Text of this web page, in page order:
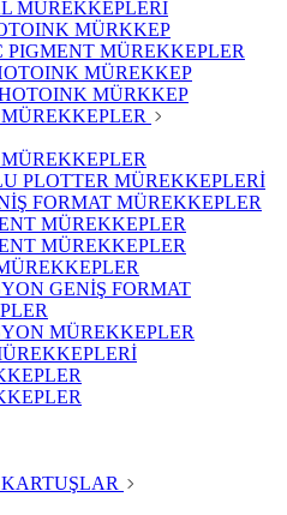
MÜREKKEPLERİ
MÜRKKEP
PIGMENT MÜREKKEPLER
MÜREKKEP
MÜRKKEP
PLOTTER MÜREKKEPLERİ
FORMAT MÜREKKEPLER
MÜREKKEPLER
MÜREKKEPLER
GENİŞ FORMAT
MÜREKKEPLER